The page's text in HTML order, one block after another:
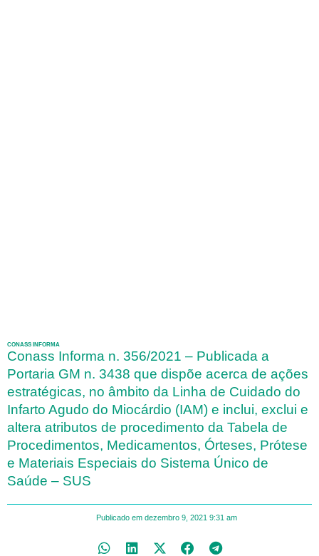
CONASS INFORMA
Conass Informa n. 356/2021 – Publicada a
Portaria GM n. 3438 que dispõe acerca de ações
estratégicas, no âmbito da Linha de Cuidado do
Infarto Agudo do Miocárdio (IAM) e inclui, exclui e
altera atributos de procedimento da Tabela de
Procedimentos, Medicamentos, Órteses, Prótese
e Materiais Especiais do Sistema Único de
Saúde – SUS
Publicado em dezembro 9, 2021 9:31 am